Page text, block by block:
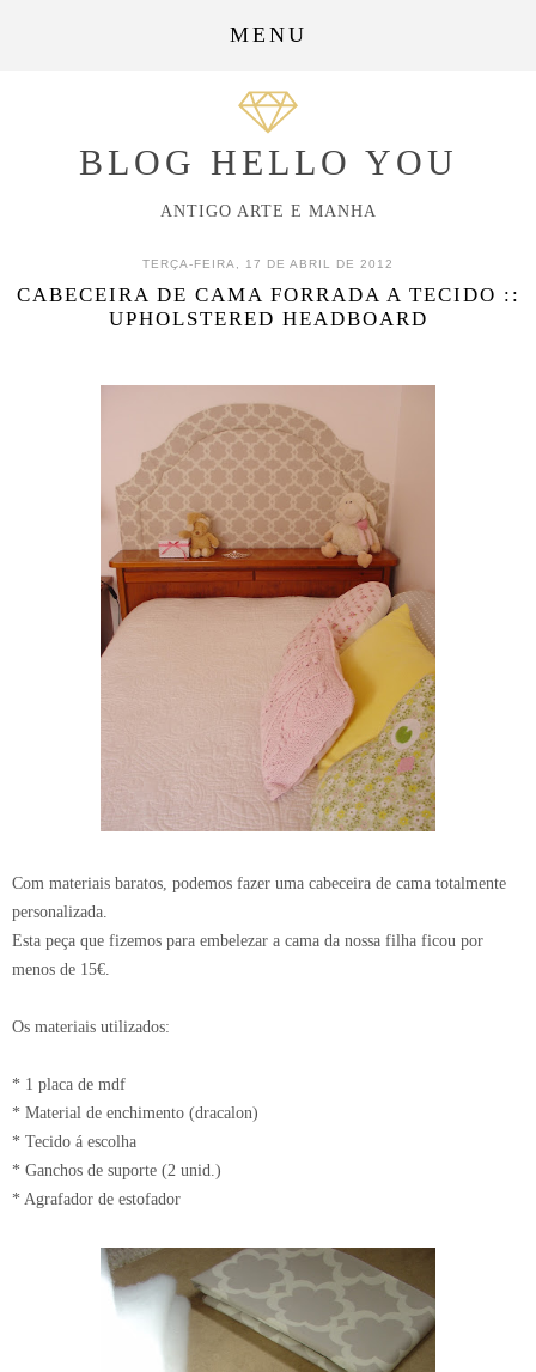
MENU
BLOG HELLO YOU
ANTIGO ARTE E MANHA
TERÇA-FEIRA, 17 DE ABRIL DE 2012
CABECEIRA DE CAMA FORRADA A TECIDO ::
UPHOLSTERED HEADBOARD
Com materiais baratos, podemos fazer uma cabeceira de cama totalmente
personalizada.
Esta peça que fizemos para embelezar a cama da nossa filha ficou por
menos de 15€.
Os materiais utilizados:
* 1 placa de mdf
* Material de enchimento (dracalon)
* Tecido á escolha
* Ganchos de suporte (2 unid.)
* Agrafador de estofador